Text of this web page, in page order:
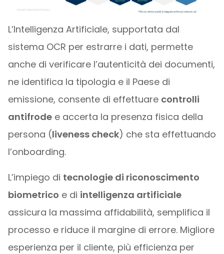
L’Intelligenza Artificiale, supportata dal
sistema OCR per estrarre i dati, permette
anche di verificare l’autenticità dei documenti,
ne identifica la tipologia e il Paese di
emissione, consente di effettuare controlli
antifrodee accerta la presenza fisica della
persona (liveness check) che sta effettuando
l’onboarding.
L’impiego di tecnologie di riconoscimento
biometrico e di intelligenza artificiale
assicura la massima affidabilità, semplifica il
processo e riduce il margine di errore. Migliore
esperienza per il cliente, più efficienza per